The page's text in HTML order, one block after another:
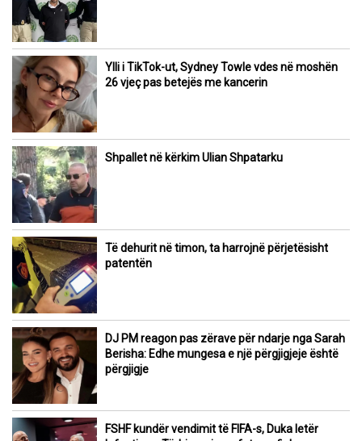
Ylli i TikTok-ut, Sydney Towle vdes në moshën
26 vjeç pas betejës me kancerin
Shpallet në kërkim Ulian Shpatarku
Të dehurit në timon, ta harrojnë përjetësisht
patentën
DJ PM reagon pas zërave për ndarje nga Sarah
Berisha: Edhe mungesa e një përgjigjeje është
përgjigje
FSHF kundër vendimit të FIFA-s, Duka letër